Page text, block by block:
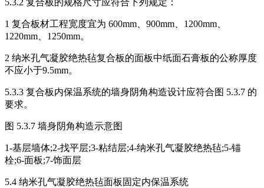
5.3.2 复合板的规格尺寸应符合下列规定：
1 复合板材工程宽度宜为 600mm、900mm、1200mm、
1220mm、1250mm。
2 纳米孔气凝胶绝热毡复合板的面板中纸面石膏板的公称厚度
不应小于9.5mm。
5.3.3 复合板内保温系统的墙身阴角构造设计应符合图 5.3.7 的
要求。
图 5.3.7 墙身阴角构造示意图
1-基层墙体;2-找平层;3-粘结层;4-纳米孔气凝胶绝热毡;5-锚
栓;6-面板;7-饰面层
5.4 纳米孔气凝胶绝热毡面板固定内保温系统